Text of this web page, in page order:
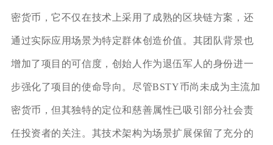
密货币，它不仅在技术上采用了成熟的区块链方案，还
通过实际应用场景为特定群体创造价值。其团队背景也
增加了项目的可信度，创始人作为退伍军人的身份进一
步强化了项目的使命导向。尽管BSTY币尚未成为主流加
密货币，但其独特的定位和慈善属性已吸引部分社会责
任投资者的关注。其技术架构为场景扩展保留了充分的